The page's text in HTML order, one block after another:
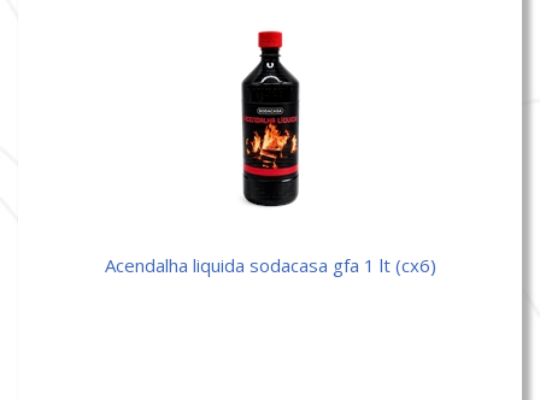
acendalha liquida sodacasa gfa 1 lt (cx6)